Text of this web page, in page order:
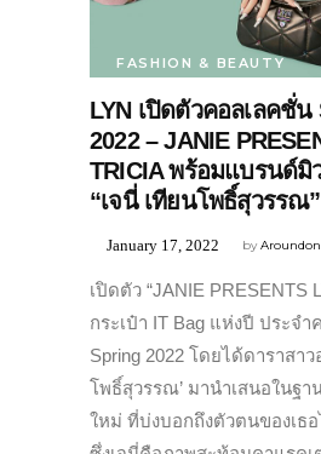
FASHION & BEAUTY
LYN เปิดตัวคอลเลคชั่น
2022 – JANIE
TRICIA พร้อมแบรนด์มิ
“เจนี่ เทียนโพธิ์สุวรรณ”
by
January 17, 2022
เปิดตัว “JANIE PRESENTS
กระเป๋า IT Bag แห่งปี ประจำ
Spring 2022 โดยได้ดาราสาว
โพธิ์สุวรรณ’ มานำเสนอในฐา
ใหม่ ที่บ่งบอกถึงตัวตนของเธ